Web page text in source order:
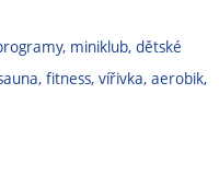
miniklub, dětské
fitness, vířivka, aerobik,